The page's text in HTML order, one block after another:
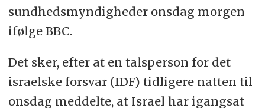
sundhedsmyndigheder onsdag morgen
ifølge BBC.
Det sker, efter at en talsperson for det
israelske forsvar (IDF) tidligere natten til
onsdag meddelte, at Israel har igangsat